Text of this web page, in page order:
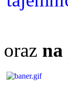
oraz na